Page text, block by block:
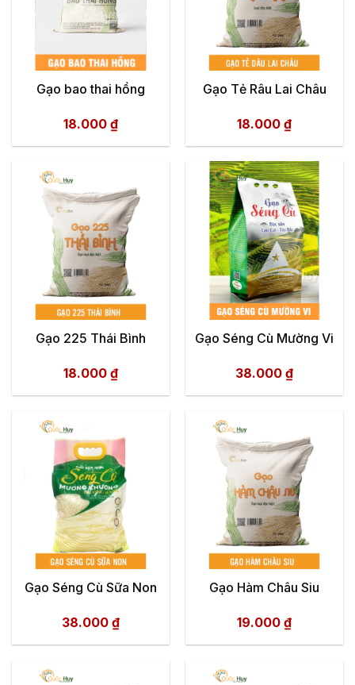
Gạo bao thai hồng
18.000 ₫
Gạo Tẻ Râu Lai Châu
18.000 ₫
Gạo 225 Thái Bình
18.000 ₫
Gạo Séng Cù Mường Vi
38.000 ₫
Gạo Séng Cù Sữa Non
38.000 ₫
Gạo Hàm Châu Siu
19.000 ₫